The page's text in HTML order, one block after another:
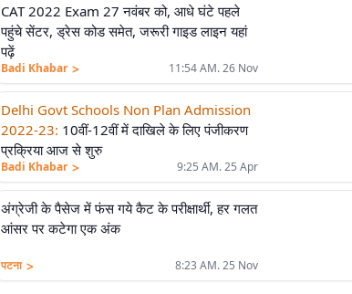
CAT 2022 Exam 27 नवंबर को, आधे घंटे पहले
पहुंचे सेंटर, ड्रेस कोड समेत, जरूरी गाइड लाइन यहां
पढ़ें
Badi Khabar > 11:54 AM. 26 Nov
Delhi Govt Schools Non Plan Admission
2022-23: 10वीं-12वीं में दाखिले के लिए पंजीकरण
प्रक्रिया आज से शुरु
Badi Khabar > 9:25 AM. 25 Apr
अंग्रेजी के पैसेज में फंस गये कैट के परीक्षार्थी, हर गलत
आंसर पर कटेगा एक अंक
पटना > 8:23 AM. 25 Nov